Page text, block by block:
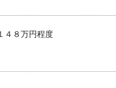
４８万円程度